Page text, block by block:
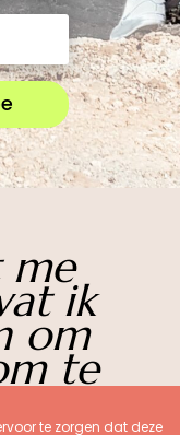
me
ik
om
te